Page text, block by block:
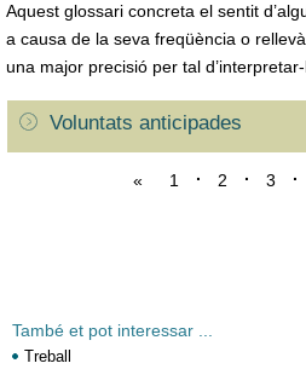
Aquest glossari concreta el sentit
a causa de la seva freqüència o
una major precisió per tal
Voluntats anticipades
« 1 2 3
També et pot interessar ...
Treball